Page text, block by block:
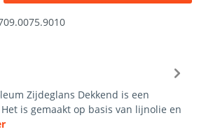
Zijdeglans Dekkend is een
is gemaakt op basis van lijnolie en